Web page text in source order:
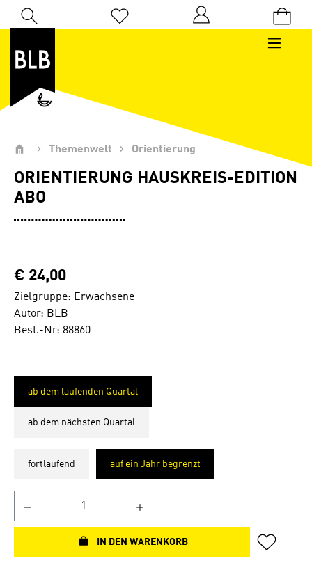
Zum Hauptinhalt springen
Du hast 0 Produkte auf dem Merkzettel
Themenwelt Orientierung
ORIENTIERUNG HAUSKREIS-EDITION
ABO
€ 24,00
Zielgruppe: Erwachsene
Autor: BLB
Best.-Nr: 88860
ab dem laufenden Quartal
ab dem nächsten Quartal
fortlaufend auf ein Jahr begrenzt
IN DEN WARENKORB